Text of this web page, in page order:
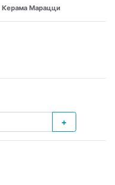
Керама Марацци
+